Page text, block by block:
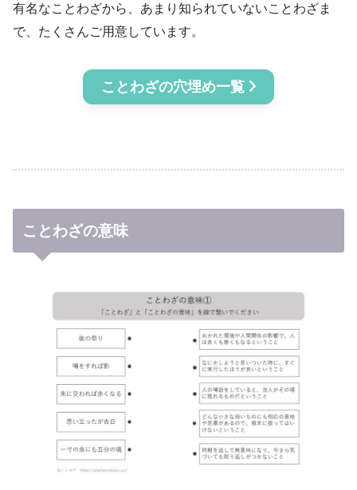
有名なことわざから、あまり知られていないことわざま
で、たくさんご用意しています。
ことわざの穴埋め一覧
ことわざの意味